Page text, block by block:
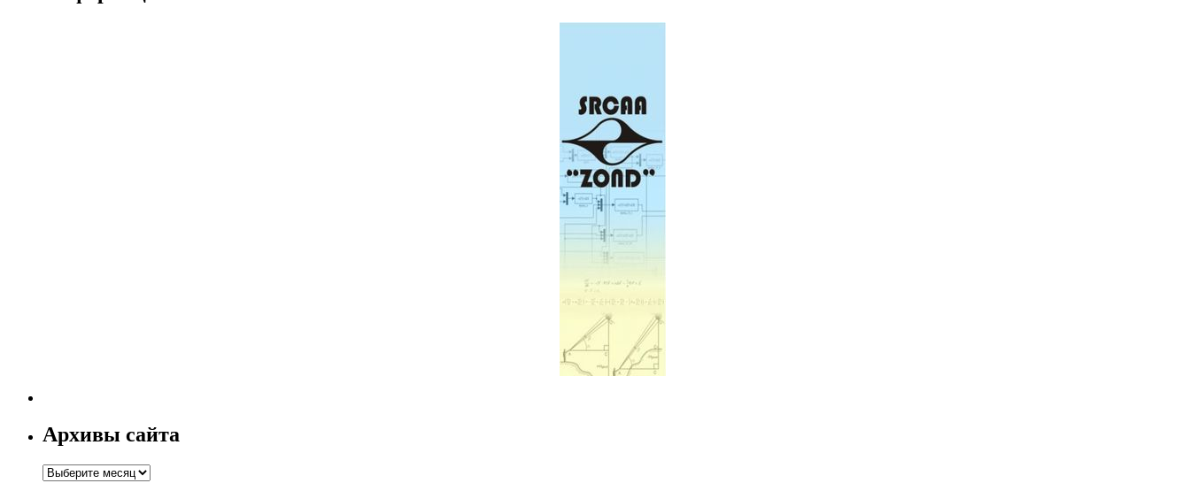
Архивы сайта